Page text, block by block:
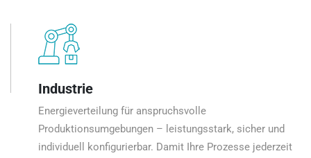
Industrie
Energieverteilung für anspruchsvolle
Produktionsumgebungen – leistungsstark, sicher und
individuell konfigurierbar. Damit Ihre Prozesse jederzeit